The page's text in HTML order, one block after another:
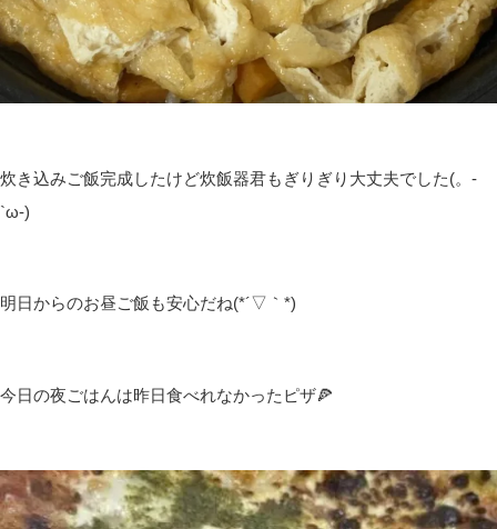
炊き込みご飯完成したけど炊飯器君もぎりぎり大丈夫でした(。-
`ω-)
明日からのお昼ご飯も安心だね(*´▽｀*)
今日の夜ごはんは昨日食べれなかったピザ🍕